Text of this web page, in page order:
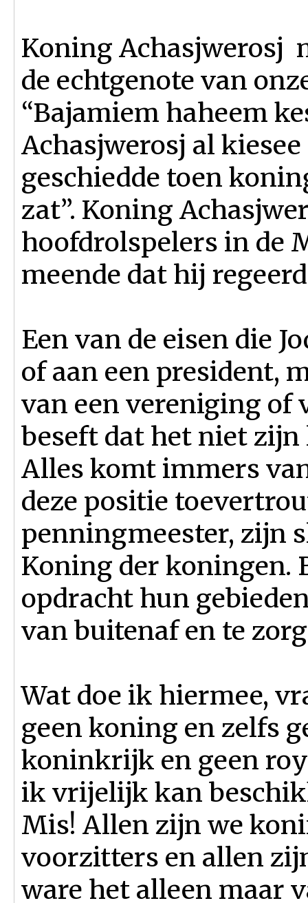
Koning Achasjwerosj
de echtgenote van
“Bajamiem haheem
Achasjwerosj al
geschiedde toen
zat”. Koning
hoofdrolspelers in de
meende dat hij
Een van de eisen die
of aan een president,
van een vereniging of
beseft dat het niet
Alles komt immers
deze positie
penningmeester, zijn
Koning der koningen.
opdracht hun
van buitenaf en te
Wat doe ik hiermee,
geen koning en zelfs
koninkrijk en geen
ik vrijelijk kan
Mis! Allen zijn we
voorzitters en allen
ware het alleen maar